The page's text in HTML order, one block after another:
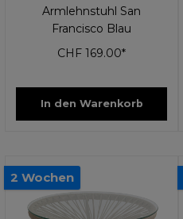
Armlehnstuhl San
Francisco Blau
CHF 169.00*
In den Warenkorb
2 Wochen